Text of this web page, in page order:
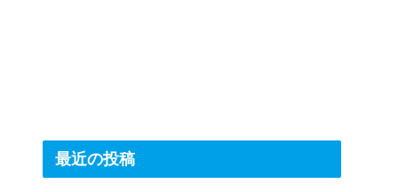
最近の投稿